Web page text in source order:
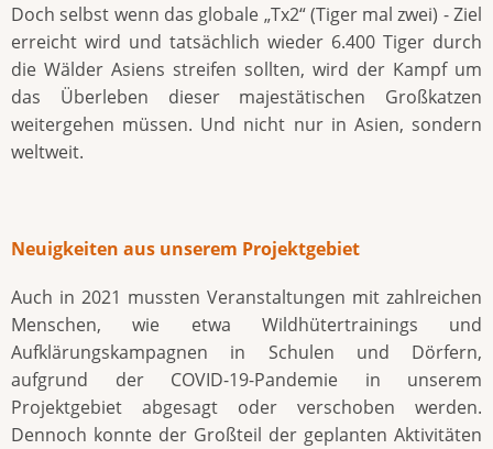
Doch selbst wenn das globale „Tx2“ (Tiger mal zwei) - Ziel
erreicht wird und tatsächlich wieder 6.400 Tiger durch
die Wälder Asiens streifen sollten, wird der Kampf um
das Überleben dieser majestätischen Großkatzen
weitergehen müssen. Und nicht nur in Asien, sondern
weltweit.
Neuigkeiten aus unserem Projektgebiet
Auch in 2021 mussten Veranstaltungen mit zahlreichen
Menschen, wie etwa Wildhütertrainings und
Aufklärungskampagnen in Schulen und Dörfern,
aufgrund der COVID-19-Pandemie in unserem
Projektgebiet abgesagt oder verschoben werden.
Dennoch konnte der Großteil der geplanten Aktivitäten